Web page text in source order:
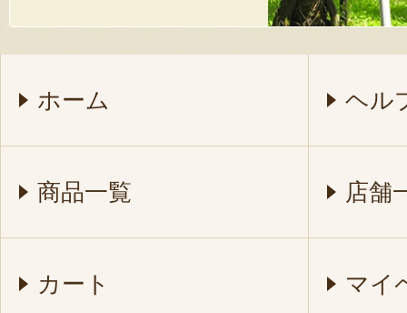
ホーム ヘル
商品一覧 店舗
カート マイ